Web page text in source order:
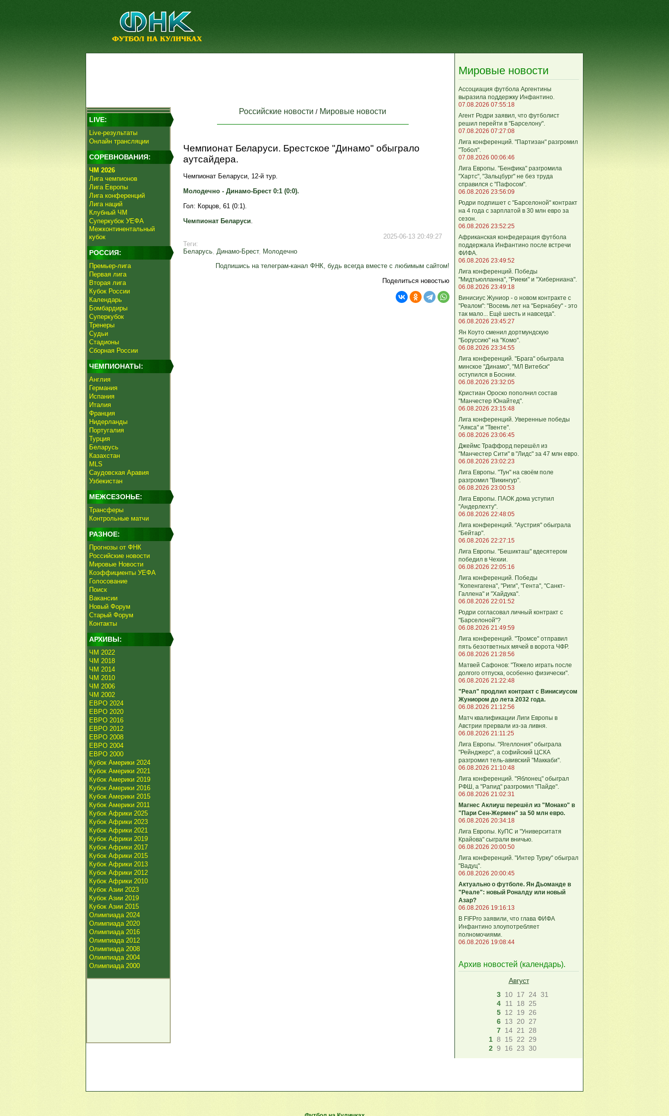
LIVE:
Live-результаты
Онлайн трансляции
СОРЕВНОВАНИЯ:
ЧМ 2026
Лига чемпионов
Лига Европы
Лига конференций
Лига наций
Клубный ЧМ
Суперкубок УЕФА
Межконтинентальный
кубок
РОССИЯ:
Премьер-лига
Первая лига
Вторая лига
Кубок России
Календарь
Бомбардиры
Суперкубок
Тренеры
Судьи
Стадионы
Сборная России
ЧЕМПИОНАТЫ:
Англия
Германия
Испания
Италия
Франция
Нидерланды
Португалия
Турция
Беларусь
Казахстан
MLS
Саудовская Аравия
Узбекистан
МЕЖСЕЗОНЬЕ:
Трансферы
Контрольные матчи
РАЗНОЕ:
Прогнозы от ФНК
Российские новости
Мировые Новости
Коэффициенты УЕФА
Голосование
Поиск
Вакансии
Новый Форум
Старый Форум
Контакты
АРХИВЫ:
ЧМ 2022
ЧМ 2018
ЧМ 2014
ЧМ 2010
ЧМ 2006
ЧМ 2002
ЕВРО 2024
ЕВРО 2020
ЕВРО 2016
ЕВРО 2012
ЕВРО 2008
ЕВРО 2004
ЕВРО 2000
Кубок Америки 2024
Кубок Америки 2021
Кубок Америки 2019
Кубок Америки 2016
Кубок Америки 2015
Кубок Америки 2011
Кубок Африки 2025
Кубок Африки 2023
Кубок Африки 2021
Кубок Африки 2019
Кубок Африки 2017
Кубок Африки 2015
Кубок Африки 2013
Кубок Африки 2012
Кубок Африки 2010
Кубок Азии 2023
Кубок Азии 2019
Кубок Азии 2015
Олимпиада 2024
Олимпиада 2020
Олимпиада 2016
Олимпиада 2012
Олимпиада 2008
Олимпиада 2004
Олимпиада 2000
Российские новости / Мировые новости
Чемпионат Беларуси. Брестское "Динамо" обыграло
аутсайдера.
Чемпионат Беларуси, 12-й тур.
Молодечно - Динамо-Брест 0:1 (0:0).
Гол: Корцов, 61 (0:1).
Чемпионат Беларуси.
2025-06-13 20:49:27
Теги:
Беларусь, Динамо-Брест, Молодечно
Подпишись на телеграм-канал ФНК, будь всегда вместе с любимым сайтом!
Поделиться новостью
Мировые новости
Ассоциация футбола Аргентины
выразила поддержку Инфантино.
07.08.2026 07:55:18
Агент Родри заявил, что футболист
решил перейти в "Барселону".
07.08.2026 07:27:08
Лига кoнференций. "Партизан" разгромил
"Тобол".
07.08.2026 00:06:46
Лига Европы. "Бенфика" разгромила
"Хартс", "Зальцбург" не без труда
справился с "Пафосом".
06.08.2026 23:56:09
Родри подпишет с "Барселоной" контракт
на 4 года с зарплатой в 30 млн евро за
сезон.
06.08.2026 23:52:25
Африканская конфедерация футбола
поддержала Инфантино после встречи
ФИФА.
06.08.2026 23:49:52
Лига кoнференций. Победы
"Мидтьюлланна", "Риеки" и "Хиберниана".
06.08.2026 23:49:18
Винисиус Жуниор - о новом контракте с
"Реалом": "Восемь лет на "Бернабеу" - это
так мало... Ещё шесть и навсегда".
06.08.2026 23:45:27
Ян Коуто сменил дортмундскую
"Боруссию" на "Комо".
06.08.2026 23:34:55
Лига кoнференций. "Брага" обыграла
минское "Динамо", "МЛ Витебск"
оступился в Боснии.
06.08.2026 23:32:05
Кристиан Ороско пополнил состав
"Манчестер Юнайтед".
06.08.2026 23:15:48
Лига кoнференций. Уверенные победы
"Аякса" и "Твенте".
06.08.2026 23:06:45
Джеймс Траффорд перешёл из
"Манчестер Сити" в "Лидс" за 47 млн евро.
06.08.2026 23:02:23
Лига Европы. "Тун" на своём поле
разгромил "Викингур".
06.08.2026 23:00:53
Лига Европы. ПАОК дома уступил
"Андерлехту".
06.08.2026 22:48:05
Лига конференций. "Аустрия" обыграла
"Бейтар".
06.08.2026 22:27:15
Лига Европы. "Бешикташ" вдесятером
победил в Чехии.
06.08.2026 22:05:16
Лига конференций. Победы
"Копенгагена", "Риги", "Гента", "Санкт-
Галлена" и "Хайдука".
06.08.2026 22:01:52
Родри согласовал личный контракт с
"Барселоной"?
06.08.2026 21:49:59
Лига конференций. "Тромсе" отправил
пять безответных мячей в ворота ЧФР.
06.08.2026 21:28:56
Матвей Сафонов: "Тяжело играть после
долгого отпуска, особенно физически".
06.08.2026 21:22:48
"Реал" продлил контракт с Винисиусом
Жуниором до лета 2032 года.
06.08.2026 21:12:56
Матч квалификации Лиги Европы в
Австрии прервали из-за ливня.
06.08.2026 21:11:25
Лига Европы. "Ягеллония" обыграла
"Рейнджерс", а софийский ЦСКА
разгромил тель-авивский "Маккаби".
06.08.2026 21:10:48
Лига кoнференций. "Яблонец" обыграл
РФШ, а "Рапид" разгромил "Пайде".
06.08.2026 21:02:31
Магнес Аклиуш перешёл из "Монако" в
"Пари Сен-Жермен" за 50 млн евро.
06.08.2026 20:34:18
Лига Европы. КуПС и "Университатя
Крайова" сыграли вничью.
06.08.2026 20:00:50
Лига конференций. "Интер Турку" обыграл
"Вадуц".
06.08.2026 20:00:45
Актуально о футболе. Ян Дьоманде в
"Реале": новый Роналду или новый
Азар?
06.08.2026 19:16:13
В FIFPro заявили, что глава ФИФА
Инфантино злоупотребляет
полномочиями.
06.08.2026 19:08:44
Архив новостей (календарь).
Август
3 10 17 24 31
4
11 18
25
5 12 19
26
6 13 20 27
7 14 21
28
1 8 15 22
29
2 9 16 23 30